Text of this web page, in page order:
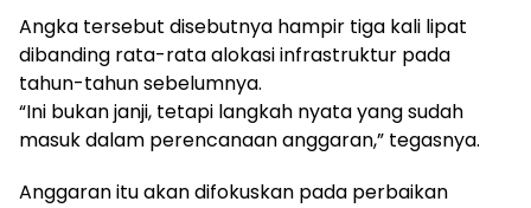
Angka tersebut disebutnya hampir tiga kali lipat
dibanding rata-rata alokasi infrastruktur pada
tahun-tahun sebelumnya.
“Ini bukan janji, tetapi langkah nyata yang sudah
masuk dalam perencanaan anggaran,” tegasnya.
Anggaran itu akan difokuskan pada perbaikan